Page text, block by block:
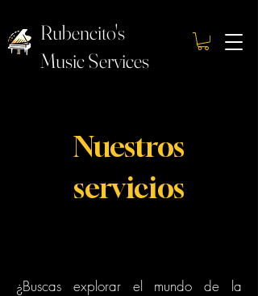
Rubencito's
Music Services
Nuestros
servicios
¿Buscas explorar el mundo de la